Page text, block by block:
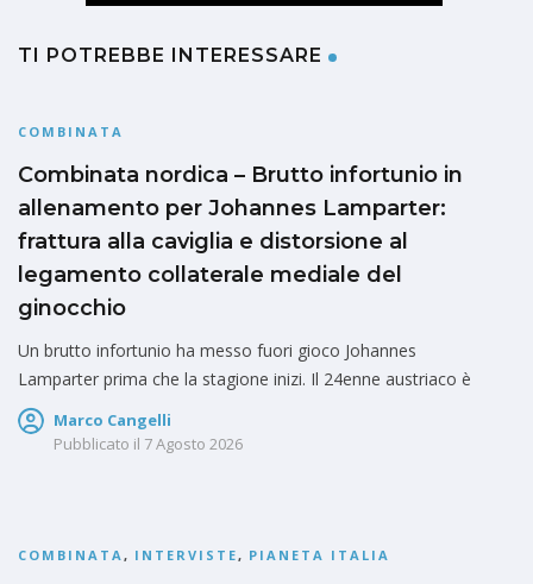
TI POTREBBE INTERESSARE
COMBINATA
Combinata nordica – Brutto infortunio in
allenamento per Johannes Lamparter:
frattura alla caviglia e distorsione al
legamento collaterale mediale del
ginocchio
Un brutto infortunio ha messo fuori gioco Johannes
Lamparter prima che la stagione inizi. Il 24enne austriaco è
Marco Cangelli
Pubblicato il 7 Agosto 2026
COMBINATA, INTERVISTE, PIANETA ITALIA